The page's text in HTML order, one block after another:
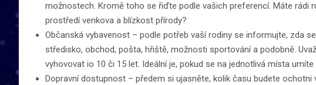
možnostech. Kromě toho se řiďte podle vašich preferencí. Máte rádi
prostředí venkova a blízkost přírody?
Občanská vybavenost – podle potřeb vaší rodiny se informujte, zda
středisko, obchod, pošta, hřiště, možnosti sportování a podobně.
vyhovovat io 10 či 15 let. Ideální je, pokud se na jednotlivá místa
Dopravní dostupnost – předem si ujasněte, kolik času budete